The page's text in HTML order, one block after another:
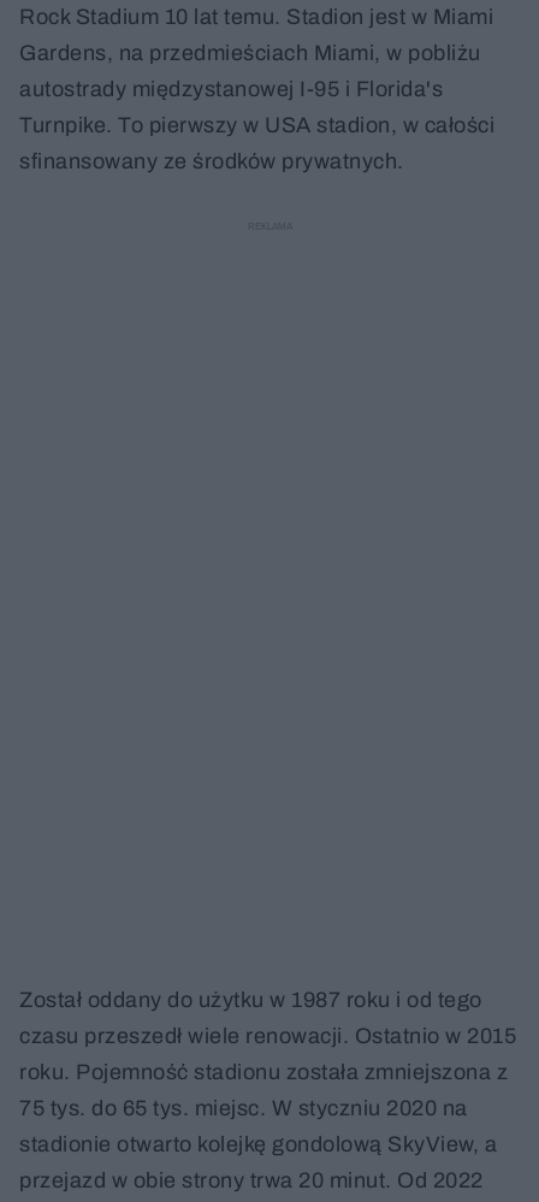
Rock Stadium 10 lat temu. Stadion jest w Miami
Gardens, na przedmieściach Miami, w pobliżu
autostrady międzystanowej I-95 i Florida's
Turnpike. To pierwszy w USA stadion, w całości
sfinansowany ze środków prywatnych.
Został oddany do użytku w 1987 roku i od tego
czasu przeszedł wiele renowacji. Ostatnio w 2015
roku. Pojemność stadionu została zmniejszona z
75 tys. do 65 tys. miejsc. W styczniu 2020 na
stadionie otwarto kolejkę gondolową SkyView, a
przejazd w obie strony trwa 20 minut. Od 2022